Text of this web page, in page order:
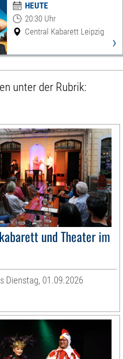
HEUTE
20:30 Uhr
Central Kabarett Leipzig
›
unter der Rubrik:
und Theater im
Dienstag, 01.09.2026